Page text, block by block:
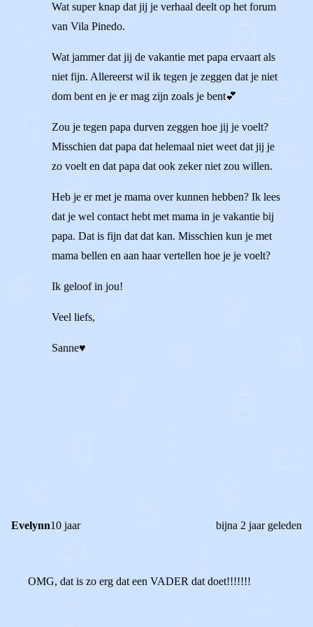
Wat super knap dat jij je verhaal deelt op het forum
van Vila Pinedo.
Wat jammer dat jij de vakantie met papa ervaart als
niet fijn. Allereerst wil ik tegen je zeggen dat je niet
dom bent en je er mag zijn zoals je bent💕
Zou je tegen papa durven zeggen hoe jij je voelt?
Misschien dat papa dat helemaal niet weet dat jij je
zo voelt en dat papa dat ook zeker niet zou willen.
Heb je er met je mama over kunnen hebben? Ik lees
dat je wel contact hebt met mama in je vakantie bij
papa. Dat is fijn dat dat kan. Misschien kun je met
mama bellen en aan haar vertellen hoe je je voelt?
Ik geloof in jou!
Veel liefs,
Sanne♥️
Evelynn10 jaar bijna 2 jaar geleden
OMG, dat is zo erg dat een VADER dat doet!!!!!!!